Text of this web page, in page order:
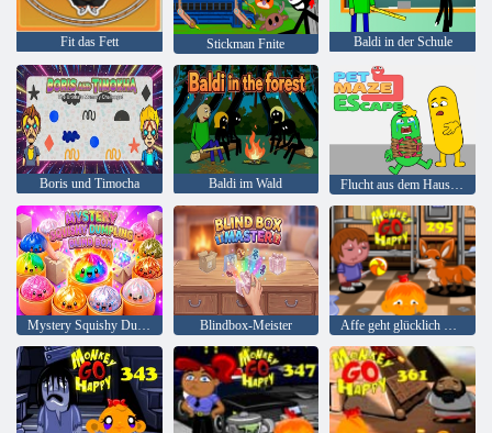
Fit das Fett Stickman Fnite Baldi in der Schule
Boris und Timocha Baldi im Wald Flucht aus dem Haustierlabyrinth
Mystery Squishy Dumpling Blind Box Blindbox-Meister Affe geht glücklich Stufe 295